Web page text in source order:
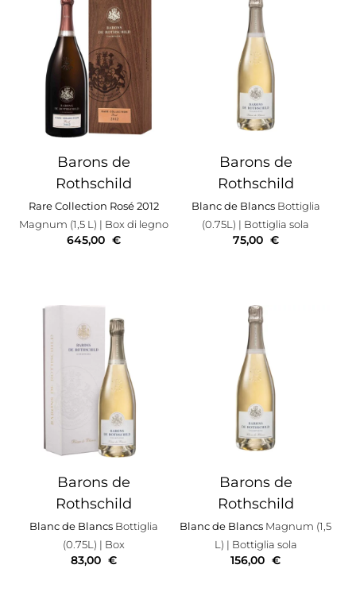
Barons de
Rothschild
Rare Collection Rosé 2012
Magnum (1,5 L) | Box di legno
645,00 €
Barons de
Rothschild
Blanc de Blancs Bottiglia
(0.75L) | Bottiglia sola
75,00 €
Barons de
Rothschild
Blanc de Blancs Bottiglia
(0.75L) | Box
83,00 €
Barons de
Rothschild
Blanc de Blancs Magnum (1,5
L) | Bottiglia sola
156,00 €